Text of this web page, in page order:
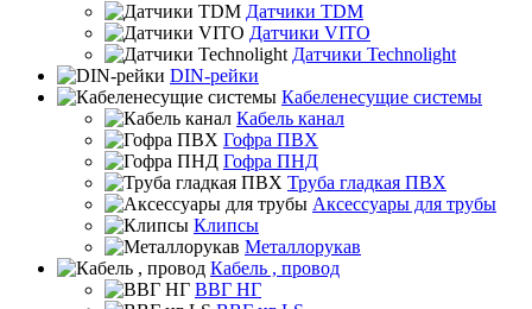
Датчики TDM
Датчики VITO
Датчики Technolight
DIN-рейки
Кабеленесущие системы
Кабель канал
Гофра ПВХ
Гофра ПНД
Труба гладкая ПВХ
Аксессуары для трубы
Клипсы
Металлорукав
Кабель , провод
ВВГ НГ